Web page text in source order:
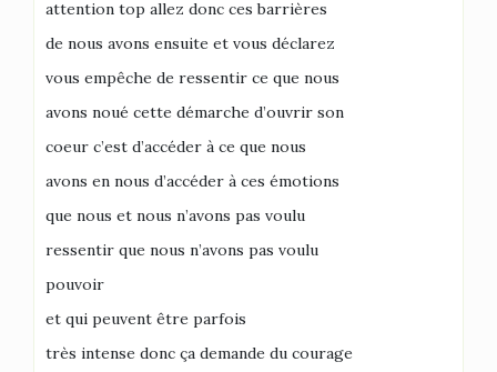
attention top allez donc ces barrières
de nous avons ensuite et vous déclarez
vous empêche de ressentir ce que nous
avons noué cette démarche d’ouvrir son
coeur c’est d’accéder à ce que nous
avons en nous d’accéder à ces émotions
que nous et nous n’avons pas voulu
ressentir que nous n’avons pas voulu
pouvoir
et qui peuvent être parfois
très intense donc ça demande du courage